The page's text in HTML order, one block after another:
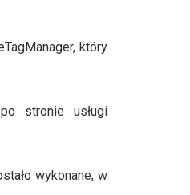
który
stronie usługi
wykonane, w